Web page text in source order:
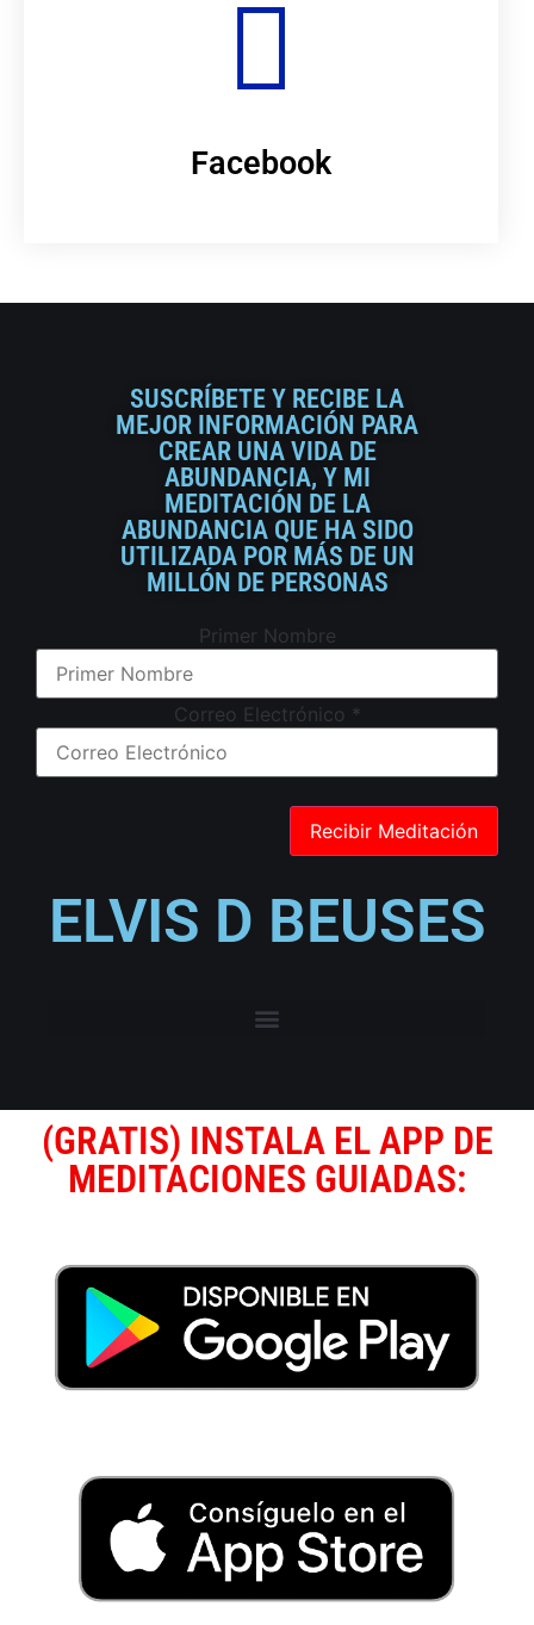
Facebook
SUSCRÍBETE Y RECIBE LA
MEJOR INFORMACIÓN PARA
CREAR UNA VIDA DE
ABUNDANCIA, Y MI
MEDITACIÓN DE LA
ABUNDANCIA QUE HA SIDO
UTILIZADA POR MÁS DE UN
MILLÓN DE PERSONAS
Primer Nombre
Correo Electrónico *
ELVIS D BEUSES
(GRATIS) INSTALA EL APP DE
MEDITACIONES GUIADAS: